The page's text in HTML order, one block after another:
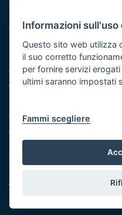
Vai al sito di Protezione
Iniziativa finanziata con
Asse XI
Cookie e privacy
Atti di notifica
Feed RSS
Servizi Intranet
Informazioni sull'uso
Questo sito web utilizza
il suo corretto
per fornire servizi
ultimi saranno impostati
Fammi scegliere